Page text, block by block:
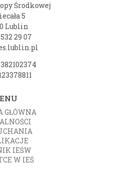
Środkowej
5
Lublin
29 07
GŁÓWNA
IEŚW
W IEŚ